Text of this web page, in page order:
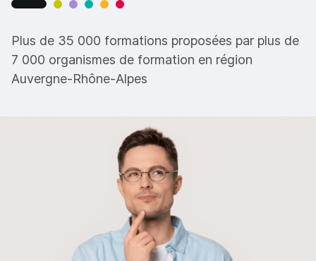
Plus de 35 000 formations proposées par plus de
7 000 organismes de formation en région
Auvergne-Rhône-Alpes